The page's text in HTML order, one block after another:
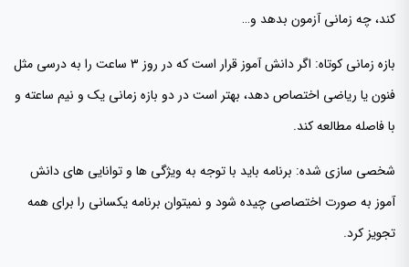
کند، چه زمانی آزمون بدهد و…
بازه زمانی کوتاه: اگر دانش آموز قرار است که در روز ۳ ساعت را به درسی مثل
فنون یا ریاضی اختصاص دهد، بهتر است در دو بازه زمانی یک و نیم ساعته و
با فاصله مطالعه کند.
شخصی سازی شده: برنامه باید با توجه به ویژگی ها و توانایی های دانش
آموز به صورت اختصاصی چیده شود و نمیتوان برنامه یکسانی را برای همه
تجویز کرد.